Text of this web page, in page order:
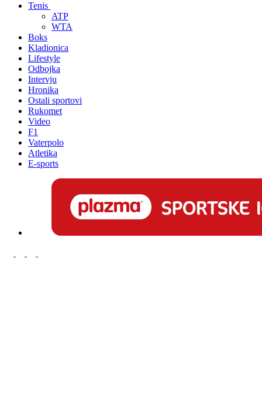
Tenis
ATP
WTA
Boks
Kladionica
Lifestyle
Odbojka
Intervju
Hronika
Ostali sportovi
Rukomet
Video
F1
Vaterpolo
Atletika
E-sports